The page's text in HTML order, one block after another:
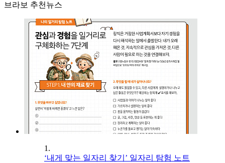
브라보 추천뉴스
1.
‘내게 맞는 일자리 찾기’ 일자리 탐험 노트